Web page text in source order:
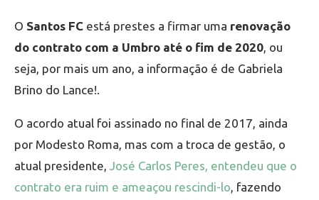
O Santos FC está prestes a firmar uma renovação
do contrato com a Umbro até o fim de 2020, ou
seja, por mais um ano, a informação é de Gabriela
Brino do Lance!.
O acordo atual foi assinado no final de 2017, ainda
por Modesto Roma, mas com a troca de gestão, o
atual presidente, José Carlos Peres, entendeu que o
contrato era ruim e ameaçou rescindi-lo, fazendo